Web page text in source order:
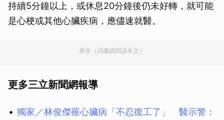
持續5分鐘以上，或休息20分鐘後仍未好轉，就可能
是心梗或其他心臟疾病，應儘速就醫。
廣告（請繼續閱讀本文）
更多三立新聞網報導
獨家／林俊傑罹心臟病「不忍復工了」 醫示警：